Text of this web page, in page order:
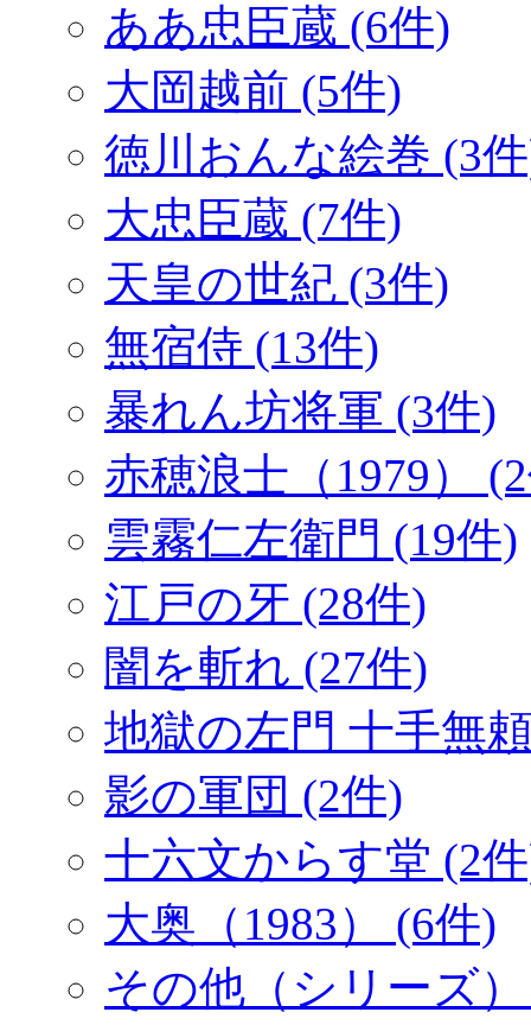
ああ忠臣蔵 (6件)
大岡越前 (5件)
徳川おんな絵巻 (3
大忠臣蔵 (7件)
天皇の世紀 (3件)
無宿侍 (13件)
暴れん坊将軍 (3件)
赤穂浪士（1979）
雲霧仁左衛門 (19件)
江戸の牙 (28件)
闇を斬れ (27件)
地獄の左門 十手無
影の軍団 (2件)
十六文からす堂 (2
大奥（1983） (6件)
その他（シリーズ